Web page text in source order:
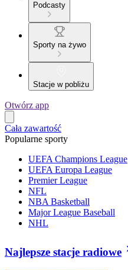
Podcasty
Sporty na żywo
Stacje w pobliżu
Otwórz app
Cała zawartość
Popularne sporty
UEFA Champions League
UEFA Europa League
Premier League
NFL
NBA Basketball
Major League Baseball
NHL
Najlepsze stacje radiowe